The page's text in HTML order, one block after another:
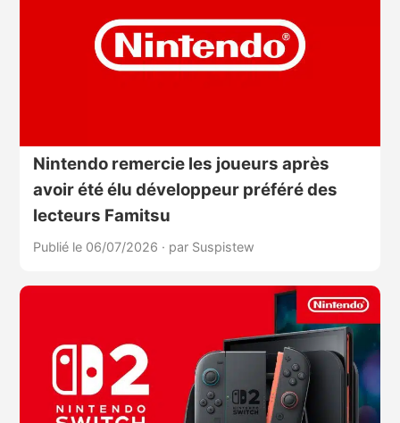
Nintendo remercie les joueurs après
avoir été élu développeur préféré des
lecteurs Famitsu
Publié le 06/07/2026 · par Suspistew